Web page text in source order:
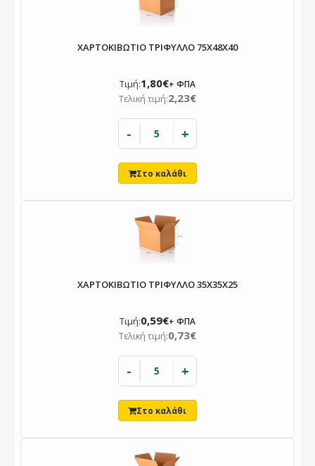
ΧΑΡΤΟΚΙΒΩΤΙΟ ΤΡΙΦΥΛΛΟ 75X48X40
Τιμή:1,80€+ ΦΠΑ
Τελική τιμή:2,23€
- +
ΧΑΡΤΟΚΙΒΩΤΙΟ ΤΡΙΦΥΛΛΟ 35X35X25
Τιμή:0,59€+ ΦΠΑ
Τελική τιμή:0,73€
- +